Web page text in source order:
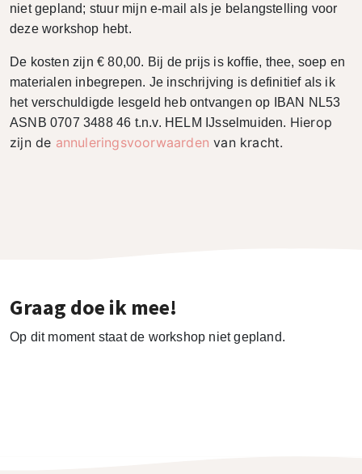
niet gepland; stuur mijn e-mail als je belangstelling voor
deze workshop hebt.
De kosten zijn € 80,00. Bij de prijs is koffie, thee, soep en
materialen inbegrepen. Je inschrijving is definitief als ik
het verschuldigde lesgeld heb ontvangen op IBAN NL53
ASNB 0707 3488 46 t.n.v. HELM IJsselmuiden. Hierop
zijn de annuleringsvoorwaarden van kracht.
Graag doe ik mee!
Op dit moment staat de workshop niet gepland.